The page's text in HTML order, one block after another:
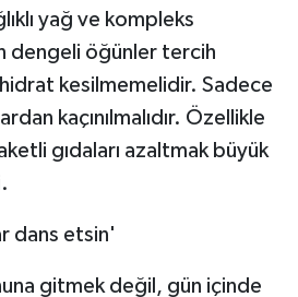
yağ ve kompleks
dengeli öğünler tercih
kesilmemelidir. Sadece
kaçınılmalıdır. Özellikle
gıdaları azaltmak büyük
dans etsin'
gitmek değil, gün içinde